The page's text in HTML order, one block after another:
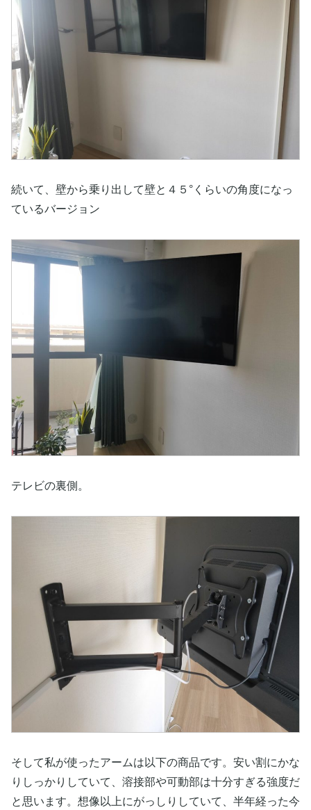
続いて、壁から乗り出して壁と４５°くらいの角度になっ
ているバージョン
テレビの裏側。
そして私が使ったアームは以下の商品です。安い割にかな
りしっかりしていて、溶接部や可動部は十分すぎる強度だ
と思います。想像以上にがっしりしていて、半年経った今